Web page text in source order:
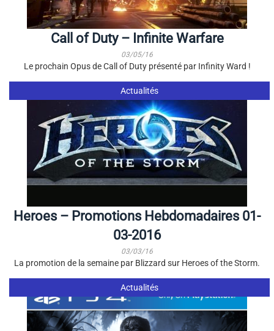
Call of Duty – Infinite Warfare
03/05/16
Le prochain Opus de Call of Duty présenté par Infinity Ward !
Actualités
Heroes – Promotions Hebdomadaires 01-
03-2016
03/03/16
La promotion de la semaine par Blizzard sur Heroes of the Storm.
Actualités